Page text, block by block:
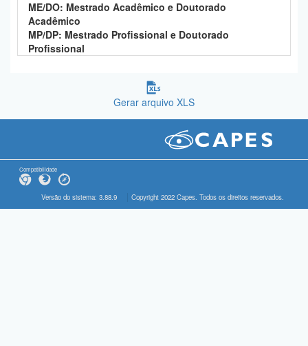
ME/DO: Mestrado Acadêmico e Doutorado
Acadêmico
MP/DP: Mestrado Profissional e Doutorado
Profissional
Gerar arquivo XLS
Compatibilidade
Versão do sistema: 3.88.9 Copyright 2022 Capes. Todos os direitos reservados.